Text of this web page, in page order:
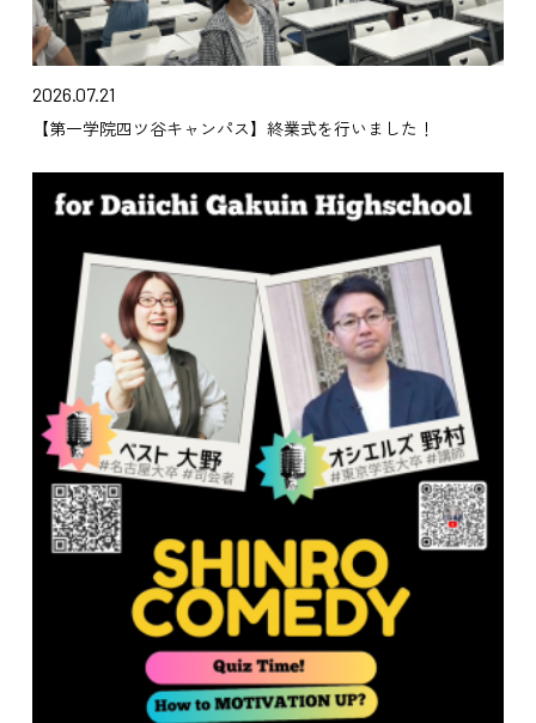
2026.07.21
【第一学院四ツ谷キャンパス】終業式を行いました！